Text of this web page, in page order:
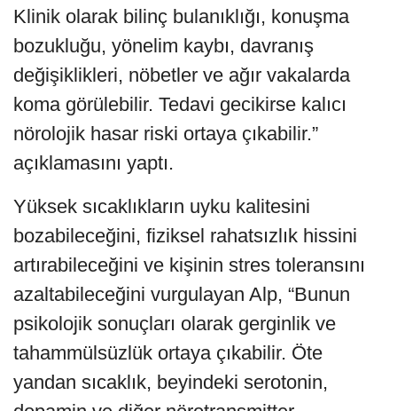
Klinik olarak bilinç bulanıklığı, konuşma
bozukluğu, yönelim kaybı, davranış
değişiklikleri, nöbetler ve ağır vakalarda
koma görülebilir. Tedavi gecikirse kalıcı
nörolojik hasar riski ortaya çıkabilir.”
açıklamasını yaptı.
Yüksek sıcaklıkların uyku kalitesini
bozabileceğini, fiziksel rahatsızlık hissini
artırabileceğini ve kişinin stres toleransını
azaltabileceğini vurgulayan Alp, “Bunun
psikolojik sonuçları olarak gerginlik ve
tahammülsüzlük ortaya çıkabilir. Öte
yandan sıcaklık, beyindeki serotonin,